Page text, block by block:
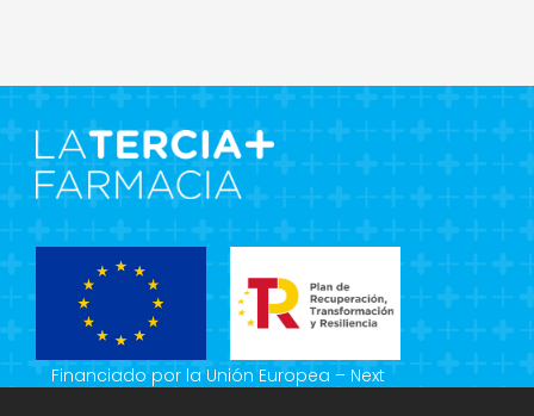
Financiado por la Unión Europea – Next